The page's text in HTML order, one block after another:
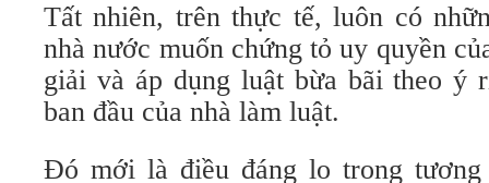
Tất nhiên, trên thực tế, luôn có
nhà nước muốn chứng tỏ uy quyền
giải và áp dụng luật bừa bãi theo ý
ban đầu của nhà làm luật.
Đó mới là điều đáng lo trong